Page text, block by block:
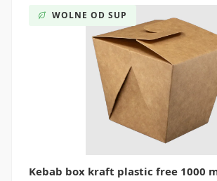
ml
(60 WOLNE OD SUP
Kebab box kraft plastic free 1000